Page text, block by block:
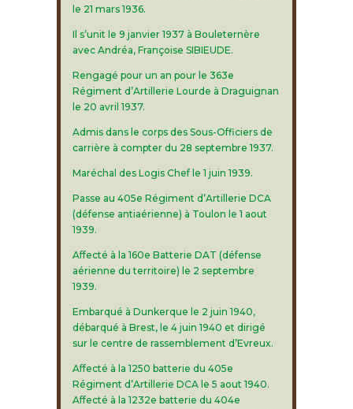
le 21 mars 1936.
Il s’unit le 9 janvier 1937 à Bouleternère
avec Andréa, Françoise SIBIEUDE.
Rengagé pour un an pour le 363e
Régiment d’Artillerie Lourde à Draguignan
le 20 avril 1937.
Admis dans le corps des Sous-Officiers de
carrière à compter du 28 septembre 1937.
Maréchal des Logis Chef le 1 juin 1939.
Passe au 405e Régiment d’Artillerie DCA
(défense antiaérienne) à Toulon le 1 aout
1939.
Affecté à la 160e Batterie DAT (défense
aérienne du territoire) le 2 septembre
1939.
Embarqué à Dunkerque le 2 juin 1940,
débarqué à Brest, le 4 juin 1940 et dirigé
sur le centre de rassemblement d’Evreux.
Affecté à la 1250 batterie du 405e
Régiment d’Artillerie DCA le 5 aout 1940.
Affecté à la 1232e batterie du 404e